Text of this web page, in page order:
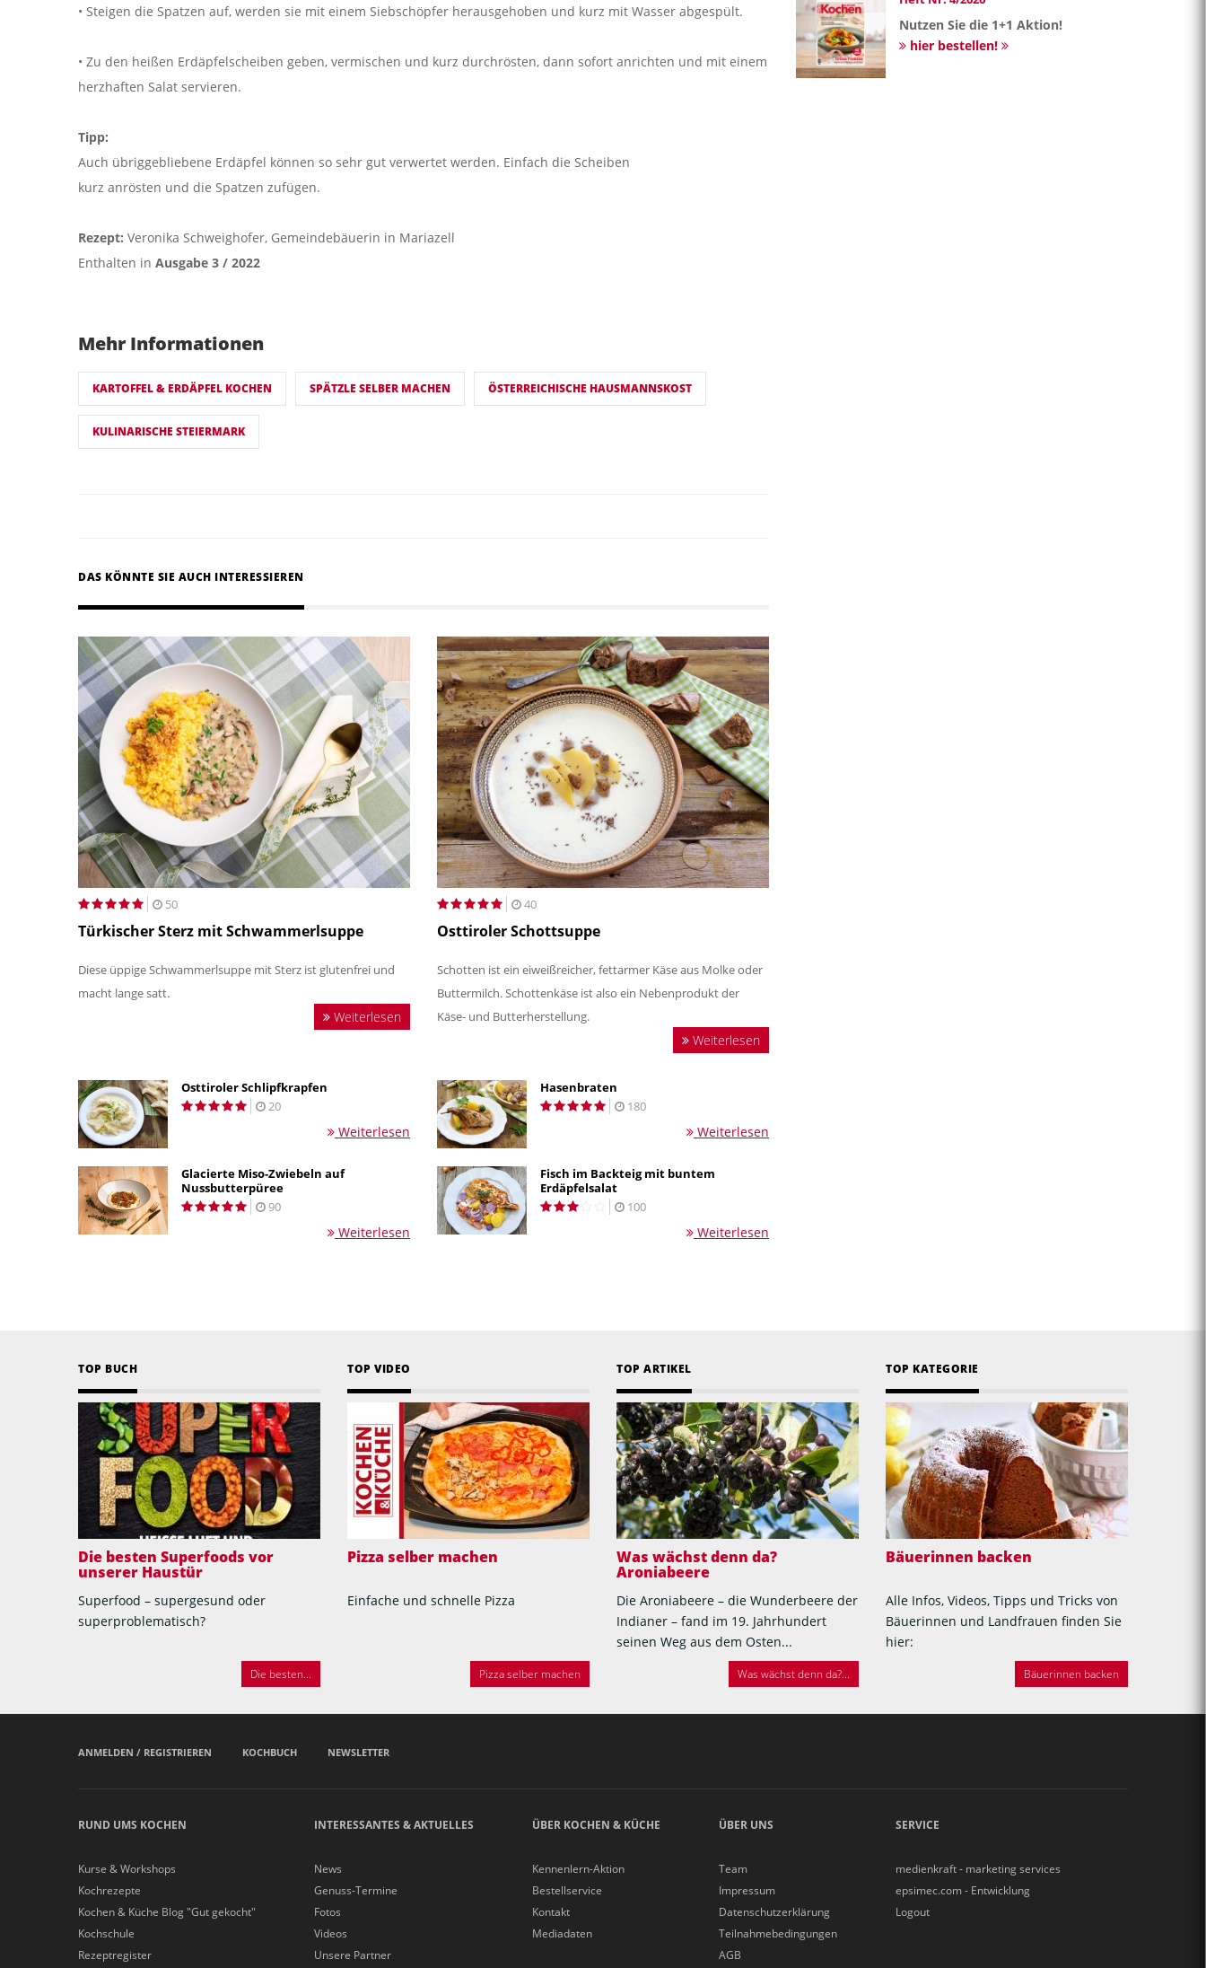
• Steigen die Spatzen auf, werden sie mit einem Siebschöpfer herausgehoben und kurz mit Wasser abgespült.
• Zu den heißen Erdäpfelscheiben geben, vermischen und kurz durchrösten, dann sofort anrichten und mit einem
herzhaften Salat servieren.
Tipp:
Auch übriggebliebene Erdäpfel können so sehr gut verwertet werden. Einfach die Scheiben
kurz anrösten und die Spatzen zufügen.
Rezept: Veronika Schweighofer, Gemeindebäuerin in Mariazell
Enthalten in Ausgabe 3 / 2022
Mehr Informationen
KARTOFFEL & ERDÄPFEL KOCHEN SPÄTZLE SELBER MACHEN ÖSTERREICHISCHE HAUSMANNSKOST
KULINARISCHE STEIERMARK
DAS KÖNNTE SIE AUCH INTERESSIEREN
50
Türkischer Sterz mit Schwammerlsuppe
Diese üppige Schwammerlsuppe mit Sterz ist glutenfrei und
macht lange satt.
Weiterlesen
40
Osttiroler Schottsuppe
Schotten ist ein eiweißreicher, fettarmer Käse aus Molke oder
Buttermilch. Schottenkäse ist also ein Nebenprodukt der
Käse- und Butterherstellung.
Weiterlesen
Osttiroler Schlipfkrapfen
20
Weiterlesen
Hasenbraten
180
Weiterlesen
Glacierte Miso-Zwiebeln auf
Nussbutterpüree
90
Weiterlesen
Fisch im Backteig mit buntem
Erdäpfelsalat
100
Weiterlesen
Nutzen Sie die 1+1 Aktion!
hier bestellen!
TOP BUCH
Die besten Superfoods vor
unserer Haustür
Superfood – supergesund oder
superproblematisch?
Die besten...
TOP VIDEO
Pizza selber machen
Einfache und schnelle Pizza
Pizza selber machen
TOP ARTIKEL
Was wächst denn da?
Aroniabeere
Die Aroniabeere – die Wunderbeere der
Indianer – fand im 19. Jahrhundert
seinen Weg aus dem Osten...
Was wächst denn da?...
TOP KATEGORIE
Bäuerinnen backen
Alle Infos, Videos, Tipps und Tricks von
Bäuerinnen und Landfrauen finden Sie
hier:
Bäuerinnen backen
ANMELDEN / REGISTRIEREN KOCHBUCH NEWSLETTER
RUND UMS KOCHEN
Kurse & Workshops
Kochrezepte
Kochen & Küche Blog "Gut gekocht"
Kochschule
Rezeptregister
INTERESSANTES & AKTUELLES
News
Genuss-Termine
Fotos
Videos
Unsere Partner
ÜBER KOCHEN & KÜCHE
Kennenlern-Aktion
Bestellservice
Kontakt
Mediadaten
ÜBER UNS
Team
Impressum
Datenschutzerklärung
Teilnahmebedingungen
AGB
SERVICE
medienkraft - marketing services
epsimec.com - Entwicklung
Logout